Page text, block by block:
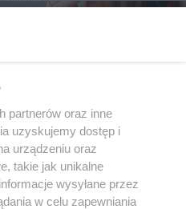
nie może być powielany i
w jakikolwiek sposób
na jakimkolwiek polu
z umieszczaniem w
praw. Jakiekolwiek użycie
lub w części z naruszeniem
zabronione pod groźbą kary i
partnerów oraz inne
uzyskujemy dostęp i
urządzeniu oraz
takie jak unikalne
wysyłane przez
w celu zapewniania